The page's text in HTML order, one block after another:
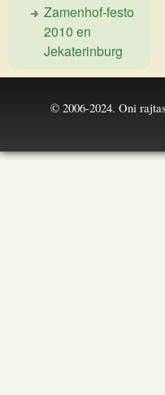
Zamenhof-festo
2010 en
Jekaterinburg
© 2006-2024. Oni